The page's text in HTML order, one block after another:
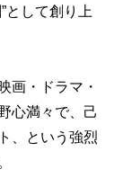
として創り上
画・ドラマ・
心満々で、己
、という強烈